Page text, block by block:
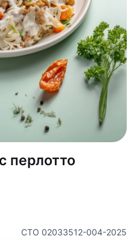
перлотто
СТО 02033512-004-2025